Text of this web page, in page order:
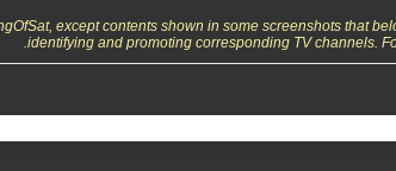
except contents shown in some screenshots that
identifying and promoting corresponding TV channels.